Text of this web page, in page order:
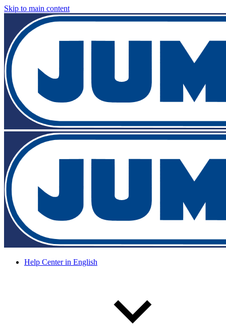
Skip to main content
Help Center in English